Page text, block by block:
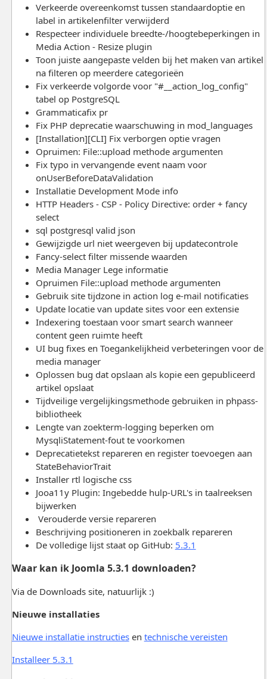
Verkeerde overeenkomst tussen standaardoptie en
label in artikelenfilter verwijderd
Respecteer individuele breedte-/hoogtebeperkingen in
Media Action - Resize plugin
Toon juiste aangepaste velden bij het maken van artikel
na filteren op meerdere categorieën
Fix verkeerde volgorde voor "#__action_log_config"
tabel op PostgreSQL
Grammaticafix pr
Fix PHP deprecatie waarschuwing in mod_languages
[Installation][CLI] Fix verborgen optie vragen
Opruimen: File::upload methode argumenten
Fix typo in vervangende event naam voor
onUserBeforeDataValidation
Installatie Development Mode info
HTTP Headers - CSP - Policy Directive: order + fancy
select
sql postgresql valid json
Gewijzigde url niet weergeven bij updatecontrole
Fancy-select filter missende waarden
Media Manager Lege informatie
Opruimen File::upload methode argumenten
Gebruik site tijdzone in action log e-mail notificaties
Update locatie van update sites voor een extensie
Indexering toestaan voor smart search wanneer
content geen ruimte heeft
UI bug fixes en Toegankelijkheid verbeteringen voor de
media manager
Oplossen bug dat opslaan als kopie een gepubliceerd
artikel opslaat
Tijdveilige vergelijkingsmethode gebruiken in phpass-
bibliotheek
Lengte van zoekterm-logging beperken om
MysqliStatement-fout te voorkomen
Deprecatietekst repareren en register toevoegen aan
StateBehaviorTrait
Installer rtl logische css
Jooa11y Plugin: Ingebedde hulp-URL's in taalreeksen
bijwerken
Verouderde versie repareren
Beschrijving positioneren in zoekbalk repareren
De volledige lijst staat op GitHub: 5.3.1
Waar kan ik Joomla 5.3.1 downloaden?
Via de Downloads site, natuurlijk :)
Nieuwe installaties
Nieuwe installatie instructiesen technische vereisten
Installeer 5.3.1